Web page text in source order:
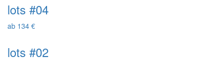
lots #04
ab 134 €
lots #02